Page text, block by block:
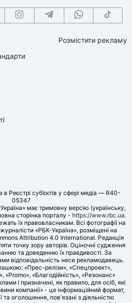
Розмістити рекламу
в Реєстрі суб’єктів у сфері медіа — R40-
05347
має тримовну версію (українську,
сторінка порталу - https://www.rbc.ua.
їх правовласникам. Всі фотографії на
«РБК-Україна», розміщені на
Attribution 4.0 International. Редакція
точку зору авторів. Оціночні судження
та доведенню їх правдивості. За
відповідальність несе рекламодавець.
«Прес-релізи», «Спецпроект»,
«Promo», «Благодійність», «Резонанс»
і призначені, як правило, для осіб, які
компанії» - це інформаційний формат,
та оголошення, пов'язані з діяльністю